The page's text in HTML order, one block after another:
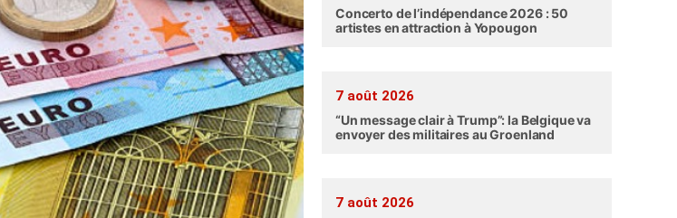
Concerto de l’indépendance 2026 : 50
artistes en attraction à Yopougon
7 août 2026
“Un message clair à Trump”: la Belgique va
envoyer des militaires au Groenland
7 août 2026